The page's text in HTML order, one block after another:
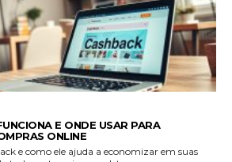
E ONDE USAR PARA
ONLINE
e como ele ajuda a economizar em suas